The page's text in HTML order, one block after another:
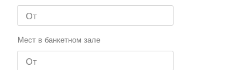
Мест в банкетном зале